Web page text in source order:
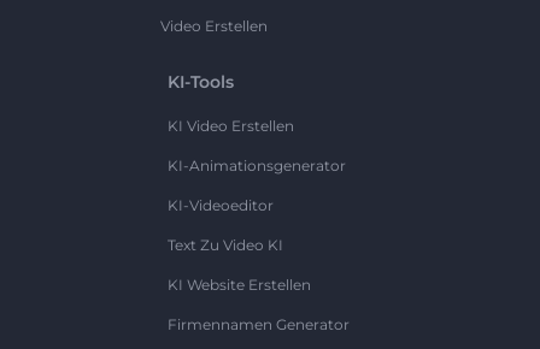
Video Erstellen
KI-Tools
KI Video Erstellen
KI-Animationsgenerator
KI-Videoeditor
Text Zu Video KI
KI Website Erstellen
Firmennamen Generator